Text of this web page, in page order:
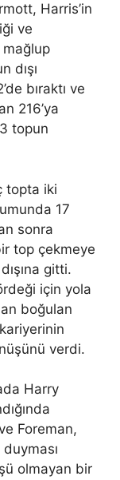
Harris’in
ve
mağlup
dışı
bıraktı ve
216’ya
topun
topta iki
17
sonra
top çekmeye
gitti.
için yola
boğulan
verdi.
Harry
Foreman,
olmayan bir